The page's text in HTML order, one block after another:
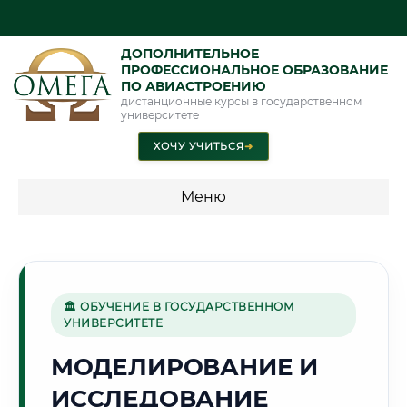
ДОПОЛНИТЕЛЬНОЕ
ПРОФЕССИОНАЛЬНОЕ ОБРАЗОВАНИЕ
ПО АВИАСТРОЕНИЮ
дистанционные курсы в государственном
университете
ХОЧУ УЧИТЬСЯ➜
Меню
🏯
Г. НИЖНИЙ НОВГОРОД
🏛 ОБУЧЕНИЕ В ГОСУДАРСТВЕННОМ
УНИВЕРСИТЕТЕ
МОДЕЛИРОВАНИЕ И
ИССЛЕДОВАНИЕ